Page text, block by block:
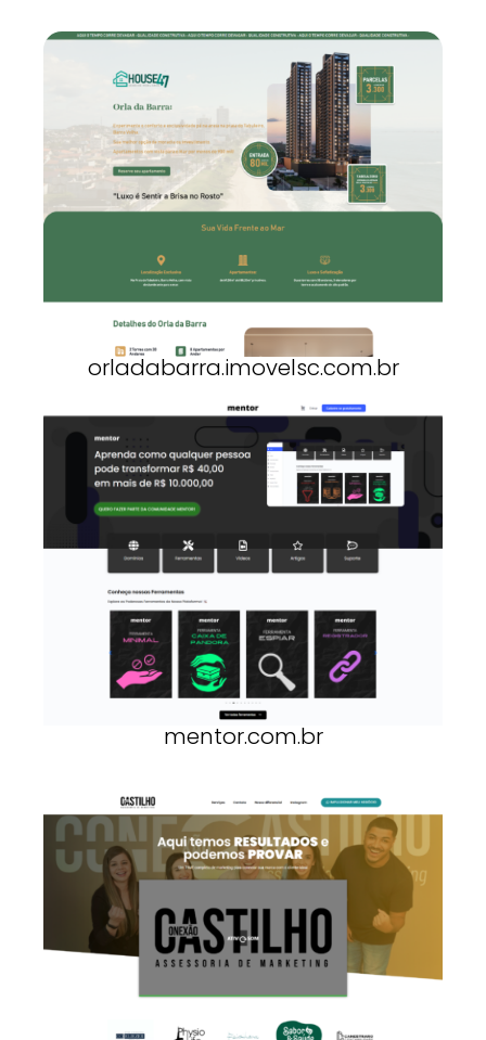
orladabarra.imovelsc.com.br
mentor.com.br